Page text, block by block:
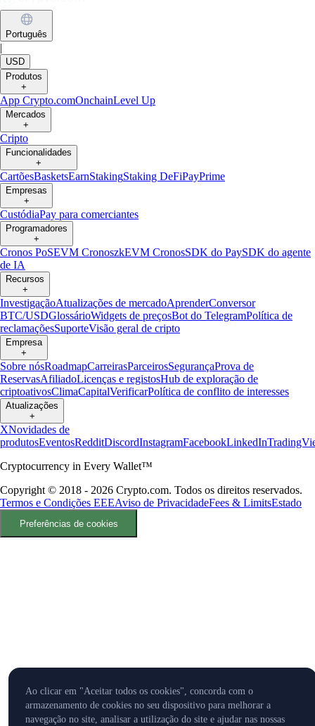
Português
|
USD
Produtos
+
App Crypto.comOnchainLevel Up
Mercados
+
Cripto
Funcionalidades
+
CartõesBasketsEarnStakingStaking DeFiPayPrime
Empresas
+
CustódiaPay para comerciantes
Programadores
+
Cronos PoSEVM CronoszkEVM CronosSDK do PaySDK do agente
de IA
Recursos
+
InvestigaçãoAtualizações de mercadoAprenderConversor
BTC/USDGlossárioWidgets de preçosBot do TelegramPolítica de
reclamaçõesSuporteVisão geral de cripto
Empresa
+
Sobre nósRoadmapCarreirasParceirosSegurançaProva de
ReservasAfiliadoLicenças e registosHub de exploração de
criptoativosClimaCapitalVerificarPolítica de conflito de interesses
Atualizações
+
XNovidades de
produtosEventosRedditDiscordInstagramFacebookLinkedIn
Cryptocurrency in Every Wallet™
Copyright © 2018 - 2026 Crypto.com. Todos os direitos reservados.
Termos e Condições EEEAviso de PrivacidadeFees & LimitsEstado
Preferências de cookies
Ao clicar em "Aceitar todos os cookies", concorda com o
armazenamento de cookies no seu dispositivo para melhorar a
navegação no site, analisar a utilização do site e ajudar nas nossas